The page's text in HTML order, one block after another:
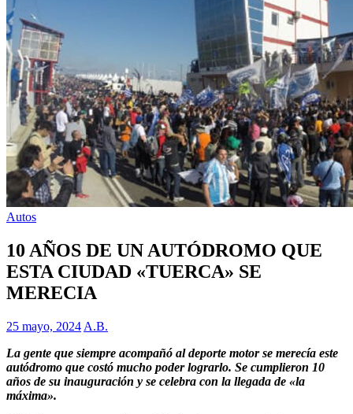
Autos
10 AÑOS DE UN AUTÓDROMO QUE
ESTA CIUDAD «TUERCA» SE
MERECIA
25 mayo, 2024 A.B.
La gente que siempre acompañó al deporte motor se merecía este
autódromo que costó mucho poder lograrlo. Se cumplieron 10
años de su inauguración y se celebra con la llegada de «la
máxima».